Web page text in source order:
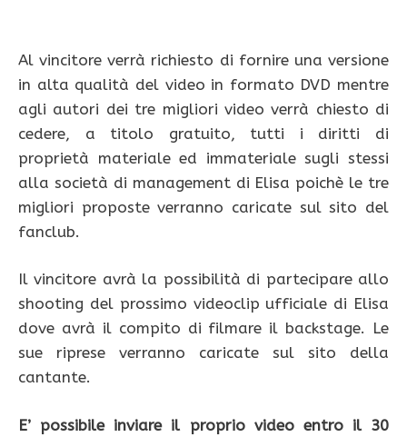
Al vincitore verrà richiesto di fornire una versione
in alta qualità del video in formato DVD mentre
agli autori dei tre migliori video verrà chiesto di
cedere, a titolo gratuito, tutti i diritti di
proprietà materiale ed immateriale sugli stessi
alla società di management di Elisa poichè le tre
migliori proposte verranno caricate sul sito del
fanclub.
Il vincitore avrà la possibilità di partecipare allo
shooting del prossimo videoclip ufficiale di Elisa
dove avrà il compito di filmare il backstage. Le
sue riprese verranno caricate sul sito della
cantante.
E’ possibile inviare il proprio video entro il 30